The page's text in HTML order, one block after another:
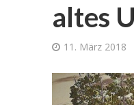
altes
11. März 2018